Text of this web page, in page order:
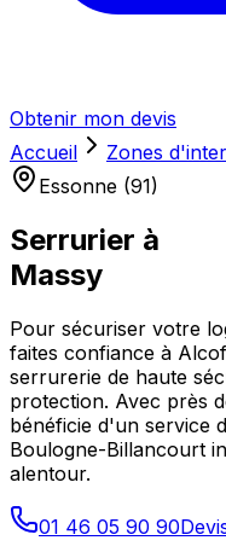
Obtenir mon devis
Accueil
Zones
Essonne (91)
Serrurier à
Massy
Pour sécuriser votre
faites confiance à
serrurerie de haute
protection. Avec près
bénéficie d'un service
Boulogne-Billancourt
alentour.
01 46 05 90 90